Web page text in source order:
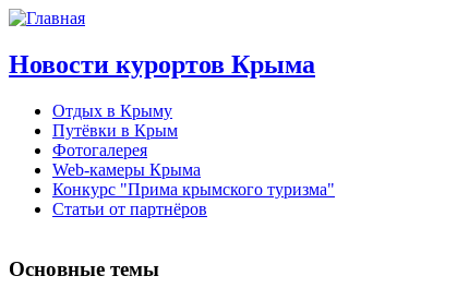
Новости курортов Крыма
Отдых в Крыму
Путёвки в Крым
Фотогалерея
Web-камеры Крыма
Конкурс "Прима крымского туризма"
Статьи от партнёров
Основные темы